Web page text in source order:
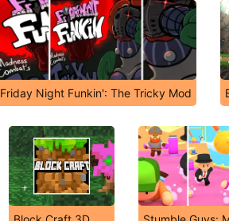
Friday Night Funkin': The Tricky Mod